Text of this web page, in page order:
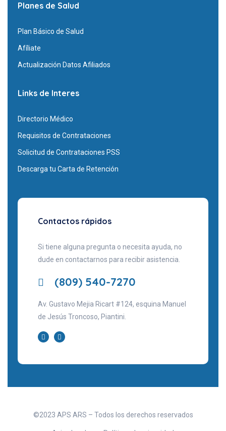
Planes de Salud
Plan Básico de Salud
Afíliate
Actualización Datos Afiliados
Links de Interes
Directorio Médico
Requisitos de Contrataciones
Solicitud de Contrataciones PSS
Descarga tu Carta de Retención
Contactos rápidos
Si tiene alguna pregunta o necesita ayuda, no
dude en contactarnos para recibir asistencia.
(809) 540-7270
Av. Gustavo Mejia Ricart #124, esquina Manuel
de Jesús Troncoso, Piantini.
©2023 APS ARS – Todos los derechos reservados